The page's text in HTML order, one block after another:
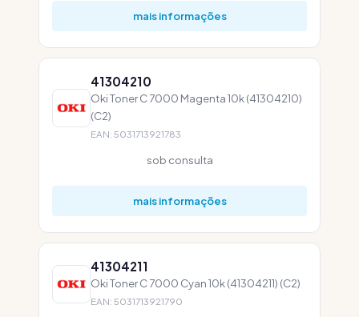
mais informações
41304210
Oki Toner C 7000 Magenta 10k (41304210)
(C2)
EAN: 5031713921783
sob consulta
mais informações
41304211
Oki Toner C 7000 Cyan 10k (41304211) (C2)
EAN: 5031713921790